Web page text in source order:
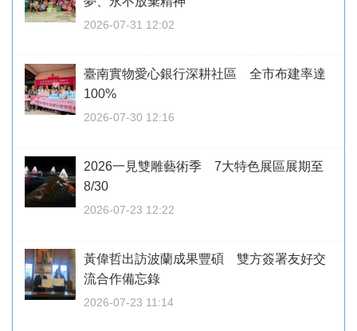
2026-07-31 12:02
臺南實物愛心銀行深耕社區 全市布建率達
100%
2026-07-30 12:16
2026一見雙雕藝術季 7大特色展區展期至
8/30
2026-07-23 12:22
黃偉哲出訪波蘭成果豐碩 雙方簽署友好交
流合作備忘錄
2026-07-23 11:14